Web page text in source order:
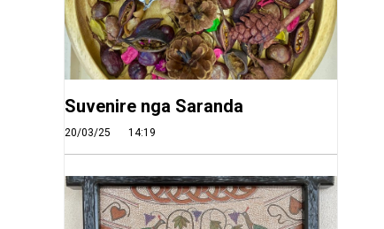
Suvenire nga Saranda
20/03/25 14:19